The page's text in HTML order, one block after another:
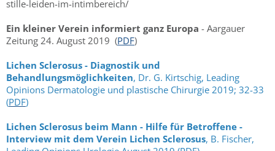
stille-leiden-im-intimbereich/
Ein kleiner Verein informiert ganz Europa - Aargauer
Zeitung 24. August 2019 (PDF)
Lichen Sclerosus - Diagnostik und
Behandlungsmöglichkeiten, Dr. G. Kirtschig, Leading
Opinions Dermatologie und plastische Chirurgie 2019; 32-33
(PDF)
Lichen Sclerosus beim Mann - Hilfe für Betroffene -
Interview mit dem Verein Lichen Sclerosus, B. Fischer,